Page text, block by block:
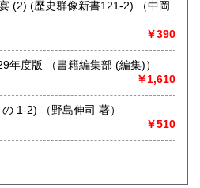
(歴史群像新書121-2) （中岡
￥390
藤井聡太全局集 平成28・29年度版 （書籍編集部 (編集)）
￥1,610
この世の果て (幻冬舎文庫 の 1-2) （野島伸司 著）
￥510